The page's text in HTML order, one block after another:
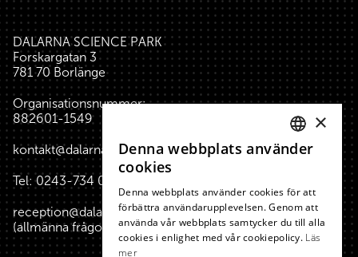
DALARNA SCIENCE PARK
Forskargatan 3
781 70 Borlänge
Organisationsnummer:
882601-1549
kontakt@dalarnasciencepark.se
Tel:0243-734 00
reception@dalarnasciencepark.se
(allmänna frågor, konferens m.m.)
SWEDISH
×
Denna webbplats använder
cookies
Denna webbplats använder cookies för att
förbättra användarupplevelsen. Genom att
använda vår webbplats samtycker du till alla
cookies i enlighet med vår cookiepolicy. Läs
mer